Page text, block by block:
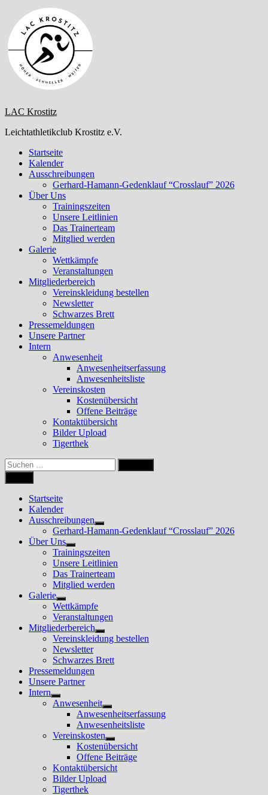
Inhalt
springen
LAC Krostitz
Leichtathletikclub Krostitz e.V.
Startseite
Kalender
Ausschreibungen
Gerhard-Hamann-Gedenklauf “Crosslauf” 2026
Über Uns
Trainingszeiten
Unsere Leitlinien
Das Trainerteam
Mitglied werden
Galerie
Wettkämpfe
Veranstaltungen
Mitgliederbereich
Vereinskleidung bestellen
Newsletter
Schwarzes Brett
Pressemeldungen
Unsere Partner
Intern
Anwesenheit
Anwesenheitserfassung
Anwesenheitsliste
Vereinskosten
Kostenübersicht
Offene Beiträge
Kontaktübersicht
Bilder Upload
Tigerthek
Suchen
nach:
Startseite
Kalender
Ausschreibungen
Untermenü
anzeigen
Gerhard-Hamann-Gedenklauf “Crosslauf” 2026
Über Uns
Untermenü
anzeigen
Trainingszeiten
Unsere Leitlinien
Das Trainerteam
Mitglied werden
Galerie
Untermenü
anzeigen
Wettkämpfe
Veranstaltungen
Mitgliederbereich
Untermenü
anzeigen
Vereinskleidung bestellen
Newsletter
Schwarzes Brett
Pressemeldungen
Unsere Partner
Intern
Untermenü
anzeigen
Anwesenheit
Untermenü
anzeigen
Anwesenheitserfassung
Anwesenheitsliste
Vereinskosten
Untermenü
anzeigen
Kostenübersicht
Offene Beiträge
Kontaktübersicht
Bilder Upload
Tigerthek